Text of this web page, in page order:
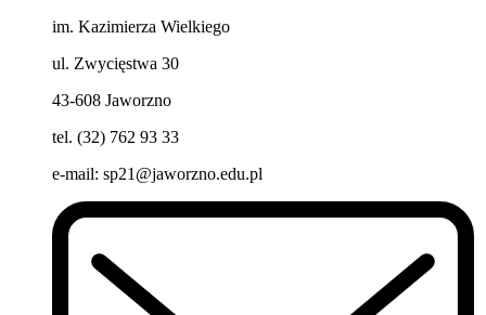
im. Kazimierza Wielkiego
ul. Zwycięstwa 30
43-608 Jaworzno
tel. (32) 762 93 33
e-mail: sp21@jaworzno.edu.pl